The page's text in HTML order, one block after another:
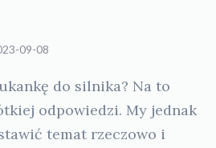
09-08
do silnika? Na to
odpowiedzi. My jednak
temat rzeczowo i